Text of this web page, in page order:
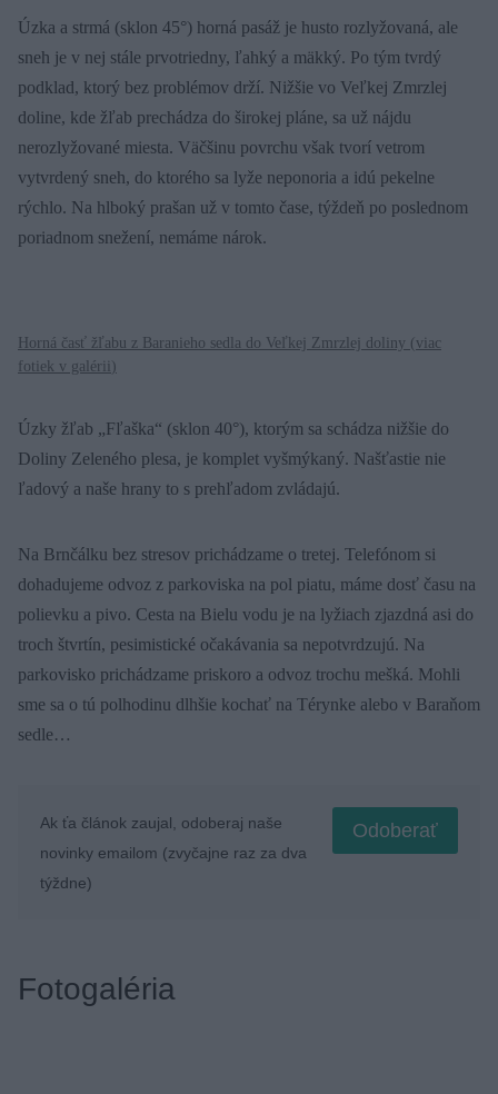
Úzka a strmá (sklon 45°) horná pasáž je husto rozlyžovaná, ale
sneh je v nej stále prvotriedny, ľahký a mäkký. Po tým tvrdý
podklad, ktorý bez problémov drží. Nižšie vo Veľkej Zmrzlej
doline, kde žľab prechádza do širokej pláne, sa už nájdu
nerozlyžované miesta. Väčšinu povrchu však tvorí vetrom
vytvrdený sneh, do ktorého sa lyže neponoria a idú pekelne
rýchlo. Na hlboký prašan už v tomto čase, týždeň po poslednom
poriadnom snežení, nemáme nárok.
Horná časť žľabu z Baranieho sedla do Veľkej Zmrzlej doliny (viac
fotiek v galérii )
Úzky žľab „Fľaška“ (sklon 40°), ktorým sa schádza nižšie do
Doliny Zeleného plesa, je komplet vyšmýkaný. Našťastie nie
ľadový a naše hrany to s prehľadom zvládajú.
Na Brnčálku bez stresov prichádzame o tretej. Telefónom si
dohadujeme odvoz z parkoviska na pol piatu, máme dosť času na
polievku a pivo. Cesta na Bielu vodu je na lyžiach zjazdná asi do
troch štvrtín, pesimistické očakávania sa nepotvrdzujú. Na
parkovisko prichádzame priskoro a odvoz trochu mešká. Mohli
sme sa o tú polhodinu dlhšie kochať na Térynke alebo v Baraňom
sedle…
Odoberať
Ak ťa článok zaujal, odoberaj naše
novinky emailom (zvyčajne raz za dva
týždne)
Fotogaléria